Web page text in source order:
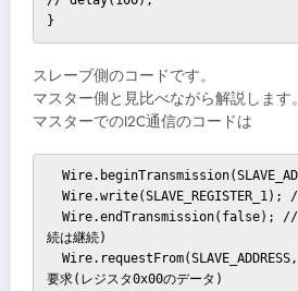
}
スレーブ側のコードです。
マスター側と見比べながら解説します。
マスターでのI2C通信のコードは
続は継続)
要求(レジスタ0x00のデータ)